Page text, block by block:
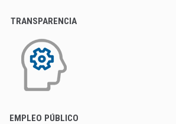
TRANSPARENCIA
EMPLEO PÚBLICO